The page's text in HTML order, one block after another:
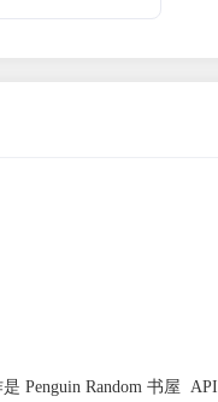
Penguin Random 书屋 API